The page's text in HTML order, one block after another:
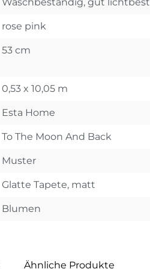
rose pink
53 cm
0,53 x 10,05 m
Esta Home
To The Moon And Back
Muster
Glatte Tapete, matt
Blumen
Ähnliche Produkte